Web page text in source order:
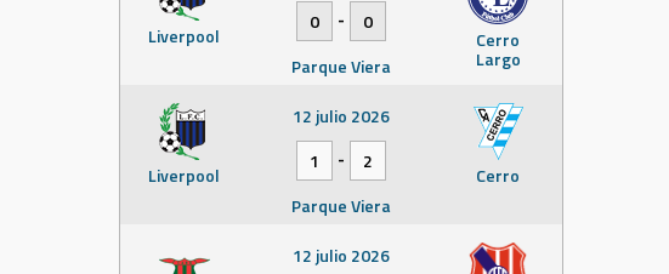
Liverpool Cerro
Largo
0
-
0
Parque Viera
Liverpool Cerro
12 julio 2026
1
-
2
Parque Viera
12 julio 2026